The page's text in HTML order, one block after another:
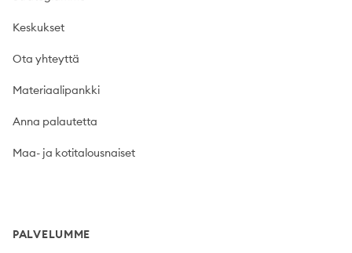
Keskukset
Ota yhteyttä
Materiaalipankki
Anna palautetta
Maa- ja kotitalousnaiset
PALVELUMME